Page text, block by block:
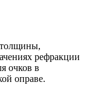
рефракции
очков в
оправе.